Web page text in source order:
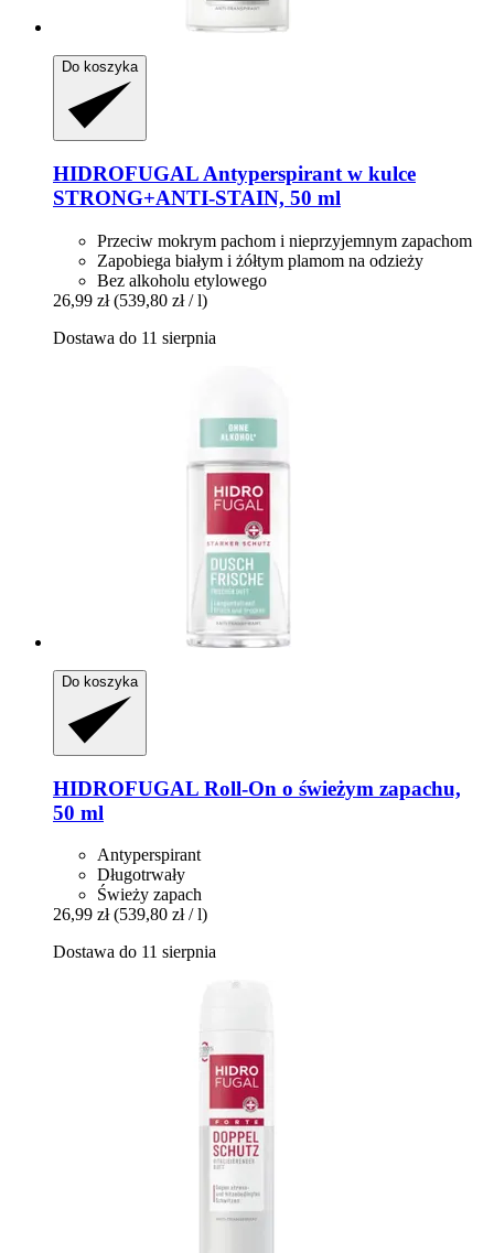
Do koszyka
HIDROFUGAL Antyperspirant w kulce
STRONG+ANTI-​STAIN, 50 ml
Przeciw mokrym pachom i nieprzyjemnym zapachom
Zapobiega białym i żółtym plamom na odzieży
Bez alkoholu etylowego
26,99 zł (539,80 zł / l)
Dostawa do 11 sierpnia
Do koszyka
HIDROFUGAL Roll-​On o świeżym zapachu,
50 ml
Antyperspirant
Długotrwały
Świeży zapach
26,99 zł (539,80 zł / l)
Dostawa do 11 sierpnia